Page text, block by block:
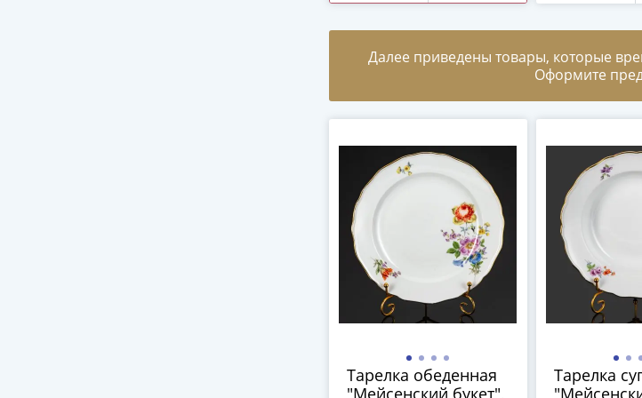
гг.
Далее приведены товары, которые
Оформите
Тарелка обеденная
"Мейсенский букет",
Тарелка